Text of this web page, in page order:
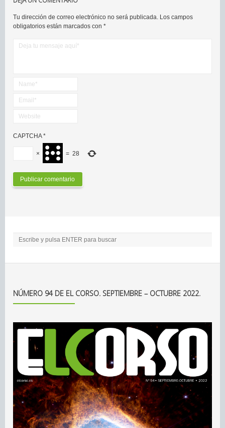
Tu dirección de correo electrónico no será publicada. Los campos
obligatorios están marcados con *
CAPTCHA*
× = 28
NÚMERO 94 DE EL CORSO. SEPTIEMBRE – OCTUBRE 2022.